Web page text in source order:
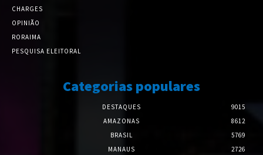
CHARGES
OPINIÃO
RORAIMA
PESQUISA ELEITORAL
Categorias populares
DESTAQUES
9015
AMAZONAS
8612
BRASIL
5769
MANAUS
2726